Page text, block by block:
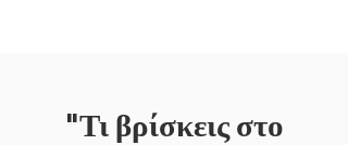
"Τι βρίσκεις στο